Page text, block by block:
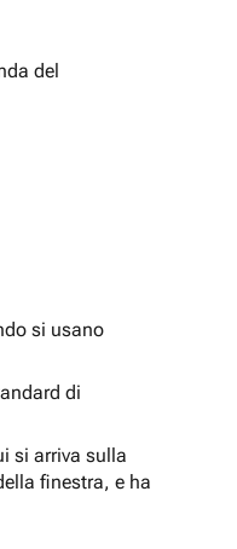
del
si usano
di
si arriva sulla
finestra, e ha